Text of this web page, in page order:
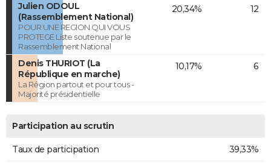
Julien ODOUL
(Rassemblement National)
POUR UNE REGION QUI VOUS
PROTEGE Liste soutenue par le
Rassemblement National
20,34% 12
Denis THURIOT (La
République en marche)
La Région partout et pour tous -
Majorité présidentielle
10,17% 6
Participation au scrutin
Taux de participation 39,33%